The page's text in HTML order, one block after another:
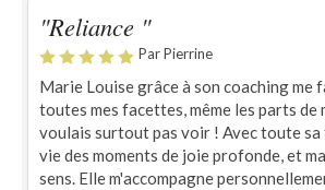
"Reliance "
Par Pierrine
Marie Louise grâce à son coaching me
toutes mes facettes, même les parts de
voulais surtout pas voir ! Avec toute
vie des moments de joie profonde, et
sens. Elle m'accompagne